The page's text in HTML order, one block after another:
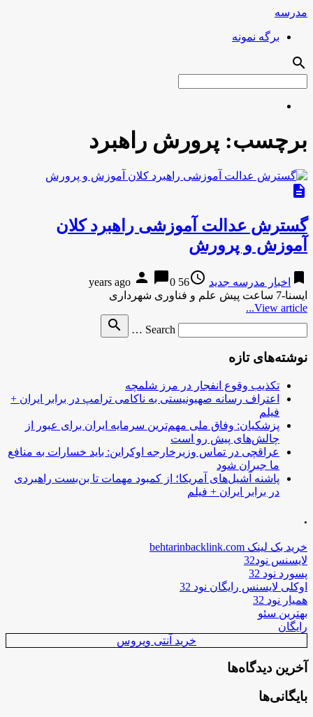
مدرسه
برگه نمونه
search
برچسب: پرورش راهبرد
description
گسترش عدالت آموزشی راهبرد کلان
آموزش و پرورش
bookmark اخبار مدرسه جدید access_time
56 years ago
person chat_bubble0
ایسنا-7 ساعت پیش علم و فناوری شهرداری
View article...
Search …
search
نوشته‌های تازه
تکذیب وقوع انفجار در مرز شلمچه
اعتراف رسانه صهیونیستی به ناکامی ترامپ در برابر ایران +
فیلم
پزشکیان: وفاق ملی مهم‌ترین سرمایه ایران برای عبور از
چالش‌های پیش رو است
عراقچی در تماس وزیرخارجه اوکراین: باید خسارات به منافع
ما جبران شود
پاشنه آشیل‌های آمریکا؛ از کمبود مهمات تا بن‌بست راهبردی
در برابر ایران + فیلم
.
خرید بک لینک behtarinbacklink.com
لایسنس نود32
پسورد نود 32
اوکلی لایسنس رایگان نود 32
همیار نود 32
بهترین سئو
رایگان
خرید آنتی ویروس
آخرین دیدگاه‌ها
بایگانی‌ها